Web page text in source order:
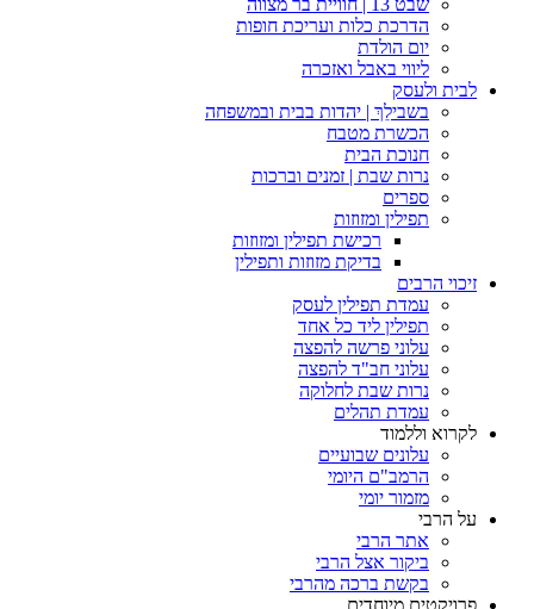
הדרכת כלות ועריכת חופות​
יום הולדת
ליווי באבל ואזכרה
לבית ולעסק
בשבילֵךְ | יהדות בבית ובמשפחה
הכשרת מטבח
חנוכת הבית
נרות שבת | זמנים וברכות
ספרים
תפילין ומזוזות
רכישת תפילין ומזוזות
בדיקת מזוזות ותפילין
זיכוי הרבים
עמדת תפילין לעסק
תפילין ליד כל אחד
עלוני פרשה להפצה
עלוני חב"ד להפצה
נרות שבת לחלוקה
עמדת תהלים
לקרוא וללמוד
עלונים שבועיים
הרמב"ם היומי
מזמור יומי
על הרבי
אתר הרבי
ביקור אצל הרבי
בקשת ברכה מהרבי
פרויקטים מיוחדים